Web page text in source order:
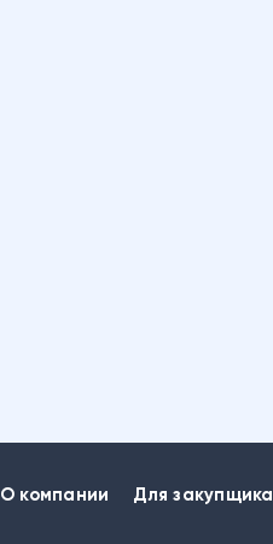
О компании Для закупщика